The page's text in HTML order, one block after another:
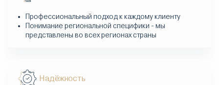
Профессиональный подход к каждому клиенту
Понимание региональной специфики - мы
представлены во всех регионах страны
Надёжность